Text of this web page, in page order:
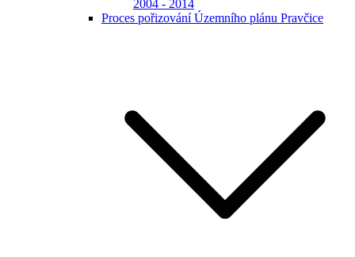
2004 - 2014
Proces pořizování Územního plánu Pravčice